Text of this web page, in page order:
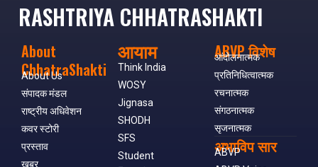
RASHTRIYA CHHATRASHAKTI
About
ChhatraShakti
About Us
संपादक मंडल
राष्ट्रीय अधिवेशन
कवर स्टोरी
प्रस्ताव
खबर
आयाम
Think India
WOSY
Jignasa
SHODH
SFS
Student
ABVP विशेष
आंदोलनात्मक
प्रतिनिधित्वात्मक
रचनात्मक
संगठनात्मक
सृजनात्मक
अभाविप सार
ABVP